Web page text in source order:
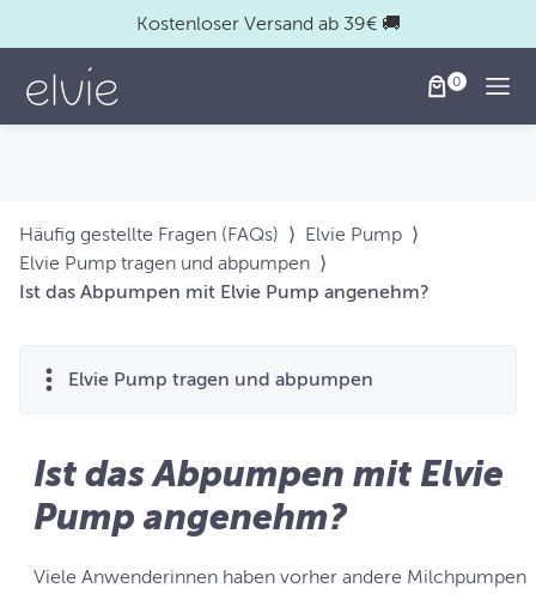
Kostenloser Versand ab 39€ 🚚
Häufig gestellte Fragen (FAQs) ⟩ Elvie Pump ⟩
Elvie Pump tragen und abpumpen ⟩
Ist das Abpumpen mit Elvie Pump angenehm?
Elvie Pump tragen und abpumpen
Ist das Abpumpen mit Elvie
Pump angenehm?
Viele Anwenderinnen haben vorher andere Milchpumpen